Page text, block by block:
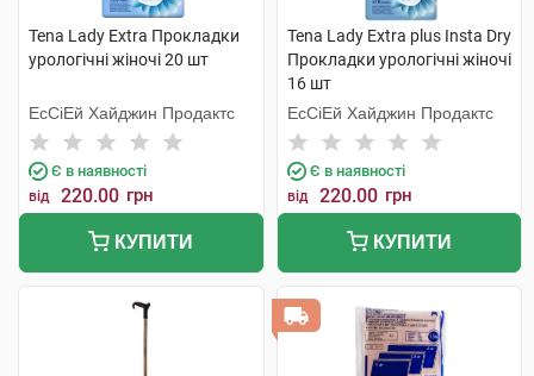
Сидіння для душу і ванни
Судна підкладні
Урологічні прокладки
Ходунки
Tena Lady Extra Прокладки
урологічні жіночі 20 шт
ЕсСіЕй Хайджин Продактс
Є в наявності
від 220.00 грн
КУПИТИ
Tena Lady Extra plus Insta Dry
Прокладки урологічні жіночі
16 шт
ЕсСіЕй Хайджин Продактс
Є в наявності
від 220.00 грн
КУПИТИ